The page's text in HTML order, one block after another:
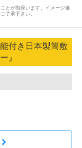
とが御座います。イメージ違
了承下さい。
付き日本製簡敷
』